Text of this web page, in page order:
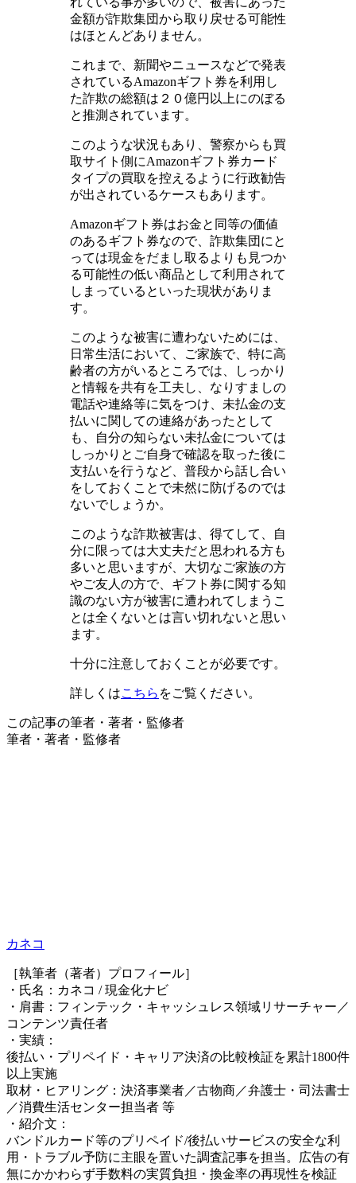
金額が詐欺集団から取り戻せる可能性
はほとんどありません。
これまで、新聞やニュースなどで発表
されているAmazonギフト券を利用し
た詐欺の総額は２０億円以上にのぼる
と推測されています。
このような状況もあり、警察からも買
取サイト側にAmazonギフト券カード
タイプの買取を控えるように行政勧告
が出されているケースもあります。
Amazonギフト券はお金と同等の価値
のあるギフト券なので、詐欺集団にと
っては現金をだまし取るよりも見つか
る可能性の低い商品として利用されて
しまっているといった現状がありま
す。
このような被害に遭わないためには、
日常生活において、ご家族で、特に高
齢者の方がいるところでは、しっかり
と情報を共有を工夫し、なりすましの
電話や連絡等に気をつけ、未払金の支
払いに関しての連絡があったとして
も、自分の知らない未払金については
しっかりとご自身で確認を取った後に
支払いを行うなど、普段から話し合い
をしておくことで未然に防げるのでは
ないでしょうか。
このような詐欺被害は、得てして、自
分に限っては大丈夫だと思われる方も
多いと思いますが、大切なご家族の方
やご友人の方で、ギフト券に関する知
識のない方が被害に遭われてしまうこ
とは全くないとは言い切れないと思い
ます。
十分に注意しておくことが必要です。
詳しくはこちら をご覧ください。
この記事の筆者・著者・監修者
筆者・著者・監修者
カネコ
［執筆者（著者）プロフィール］
・氏名：カネコ / 現金化ナビ
・肩書：フィンテック・キャッシュレス領域リサーチャー／
コンテンツ責任者
・実績：
後払い・プリペイド・キャリア決済の比較検証を累計1800件
以上実施
取材・ヒアリング：決済事業者／古物商／弁護士・司法書士
／消費生活センター担当者 等
・紹介文：
バンドルカード等のプリペイド/後払いサービスの安全な利
用・トラブル予防に主眼を置いた調査記事を担当。広告の有
無にかかわらず手数料の実質負担・換金率の再現性を検証